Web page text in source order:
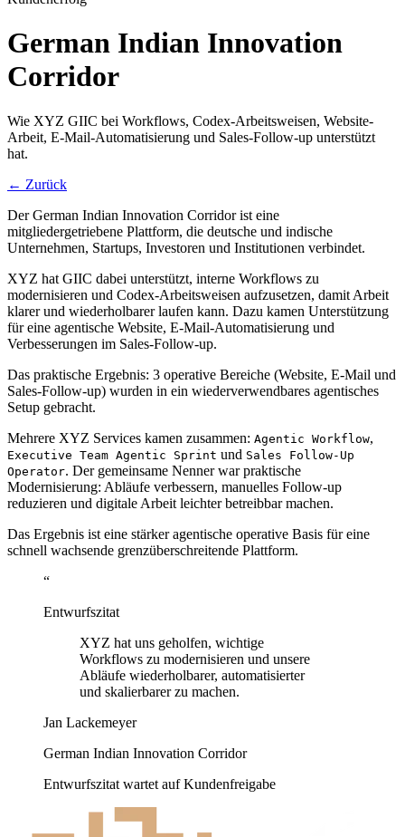
German Indian Innovation
Corridor
Wie XYZ GIIC bei Workflows, Codex-Arbeitsweisen, Website-
Arbeit, E-Mail-Automatisierung und Sales-Follow-up unterstützt
hat.
← Zurück
Der German Indian Innovation Corridor ist eine
mitgliedergetriebene Plattform, die deutsche und indische
Unternehmen, Startups, Investoren und Institutionen verbindet.
XYZ hat GIIC dabei unterstützt, interne Workflows zu
modernisieren und Codex-Arbeitsweisen aufzusetzen, damit Arbeit
klarer und wiederholbarer laufen kann. Dazu kamen Unterstützung
für eine agentische Website, E-Mail-Automatisierung und
Verbesserungen im Sales-Follow-up.
Das praktische Ergebnis: 3 operative Bereiche (Website, E-Mail und
Sales-Follow-up) wurden in ein wiederverwendbares agentisches
Setup gebracht.
Mehrere XYZ Services kamen zusammen: Agentic Workflow,
Executive Team Agentic Sprint und Sales Follow-Up
Operator. Der gemeinsame Nenner war praktische
Modernisierung: Abläufe verbessern, manuelles Follow-up
reduzieren und digitale Arbeit leichter betreibbar machen.
Das Ergebnis ist eine stärker agentische operative Basis für eine
schnell wachsende grenzüberschreitende Plattform.
“
Entwurfszitat
XYZ hat uns geholfen, wichtige
Workflows zu modernisieren und unsere
Abläufe wiederholbarer, automatisierter
und skalierbarer zu machen.
Jan Lackemeyer
German Indian Innovation Corridor
Entwurfszitat wartet auf Kundenfreigabe